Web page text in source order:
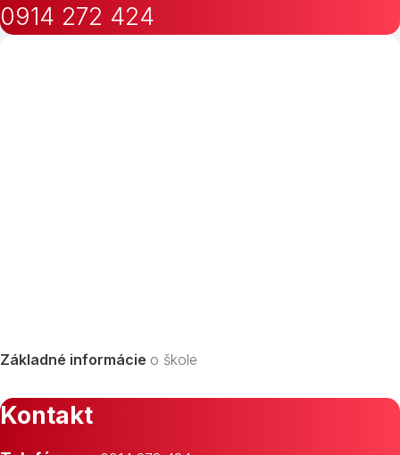
0914 272 424
Základné informácie o škole
Kontakt